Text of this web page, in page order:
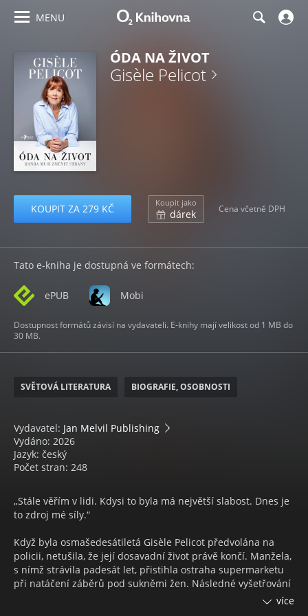
MENU
ÓDA NA ŽIVOT
Gisèle Pelicot
KOUPIT ZA 279 KČ Koupit jako
dárek Cena včetně DPH
Tato e-kniha je dostupná ve formátech:
ePUB Mobi
Dostupnost formátů závisí na vydavateli. E-knihy mají velikost od 1 MB do
30 MB.
SVĚTOVÁ LITERATURA BIOGRAFIE, OSOBNOSTI
Vydavatel: Jan Melvil Publishing
Vydáno: 2026
Jazyk: český
Počet stran: 248
„Stále věřím v lidi. Kdysi to byla má největší slabost. Dnes je
to zdroj mé síly.“
Když byla osmašedesátiletá Gisèle Pelicot předvolána na
policii, netušila, že její dosavadní život právě končí. Manžela,
s nímž strávila padesát let, přistihla ostraha supermarketu
při natáčení záběrů pod sukněmi žen. Následné vyšetřování
odhalilo zdrcující skutečnost ⁠⁠⁠⁠⁠⁠⁠⁠⁠⁠⁠⁠⁠⁠⁠⁠– Dominique Pelicot své ženěvíce